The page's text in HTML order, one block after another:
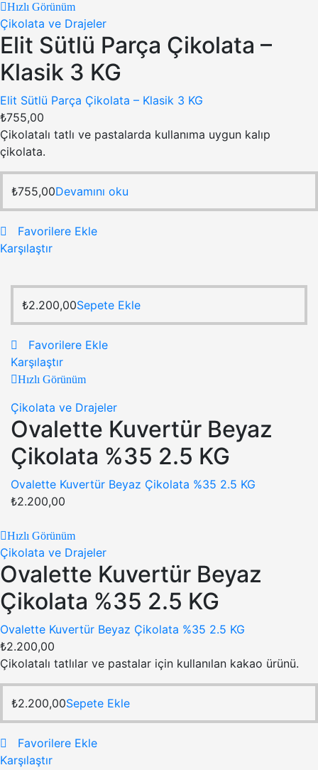
Hızlı Görünüm
Çikolata ve Drajeler
Elit Sütlü Parça Çikolata –
Klasik 3 KG
Elit Sütlü Parça Çikolata – Klasik 3 KG
₺755,00
Çikolatalı tatlı ve pastalarda kullanıma uygun kalıp
çikolata.
₺755,00Devamını oku
Favorilere Ekle
Karşılaştır
₺2.200,00Sepete Ekle
Favorilere Ekle
Karşılaştır
Hızlı Görünüm
Çikolata ve Drajeler
Ovalette Kuvertür Beyaz
Çikolata %35 2.5 KG
Ovalette Kuvertür Beyaz Çikolata %35 2.5 KG
₺2.200,00
Hızlı Görünüm
Çikolata ve Drajeler
Ovalette Kuvertür Beyaz
Çikolata %35 2.5 KG
Ovalette Kuvertür Beyaz Çikolata %35 2.5 KG
₺2.200,00
Çikolatalı tatlılar ve pastalar için kullanılan kakao ürünü.
₺2.200,00Sepete Ekle
Favorilere Ekle
Karşılaştır